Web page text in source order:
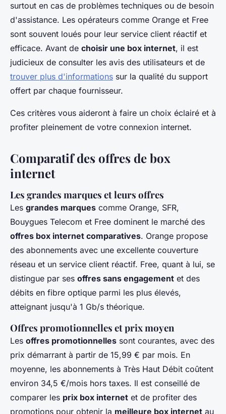
surtout en cas de problèmes techniques ou de besoin
d'assistance. Les opérateurs comme Orange et Free
sont souvent loués pour leur service client réactif et
efficace. Avant de choisir une box internet, il est
judicieux de consulter les avis des utilisateurs et de
trouver plus d'informations sur la qualité du support
offert par chaque fournisseur.
Ces critères vous aideront à faire un choix éclairé et à
profiter pleinement de votre connexion internet.
Comparatif des offres de box
internet
Les grandes marques et leurs offres
Les grandes marques comme Orange, SFR,
Bouygues Telecom et Free dominent le marché des
offres box internet comparatives. Orange propose
des abonnements avec une excellente couverture
réseau et un service client réactif. Free, quant à lui, se
distingue par ses offres sans engagement et des
débits en fibre optique parmi les plus élevés,
atteignant jusqu'à 1 Gb/s théorique.
Offres promotionnelles et prix moyen
Les offres promotionnelles sont courantes, avec des
prix démarrant à partir de 15,99 € par mois. En
moyenne, les abonnements à Très Haut Débit coûtent
environ 34,5 €/mois hors taxes. Il est conseillé de
comparer les prix box internet et de profiter des
promotions pour obtenir la meilleure box internet au